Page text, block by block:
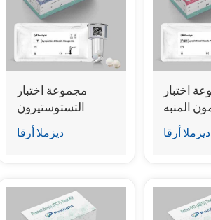
مجموعة اختبار
التستوستيرون
(المقايسة المناعية
للتألق الكيميائي)
ديزملا أرقا
اختبار
المنبه
ديزملا أرقا